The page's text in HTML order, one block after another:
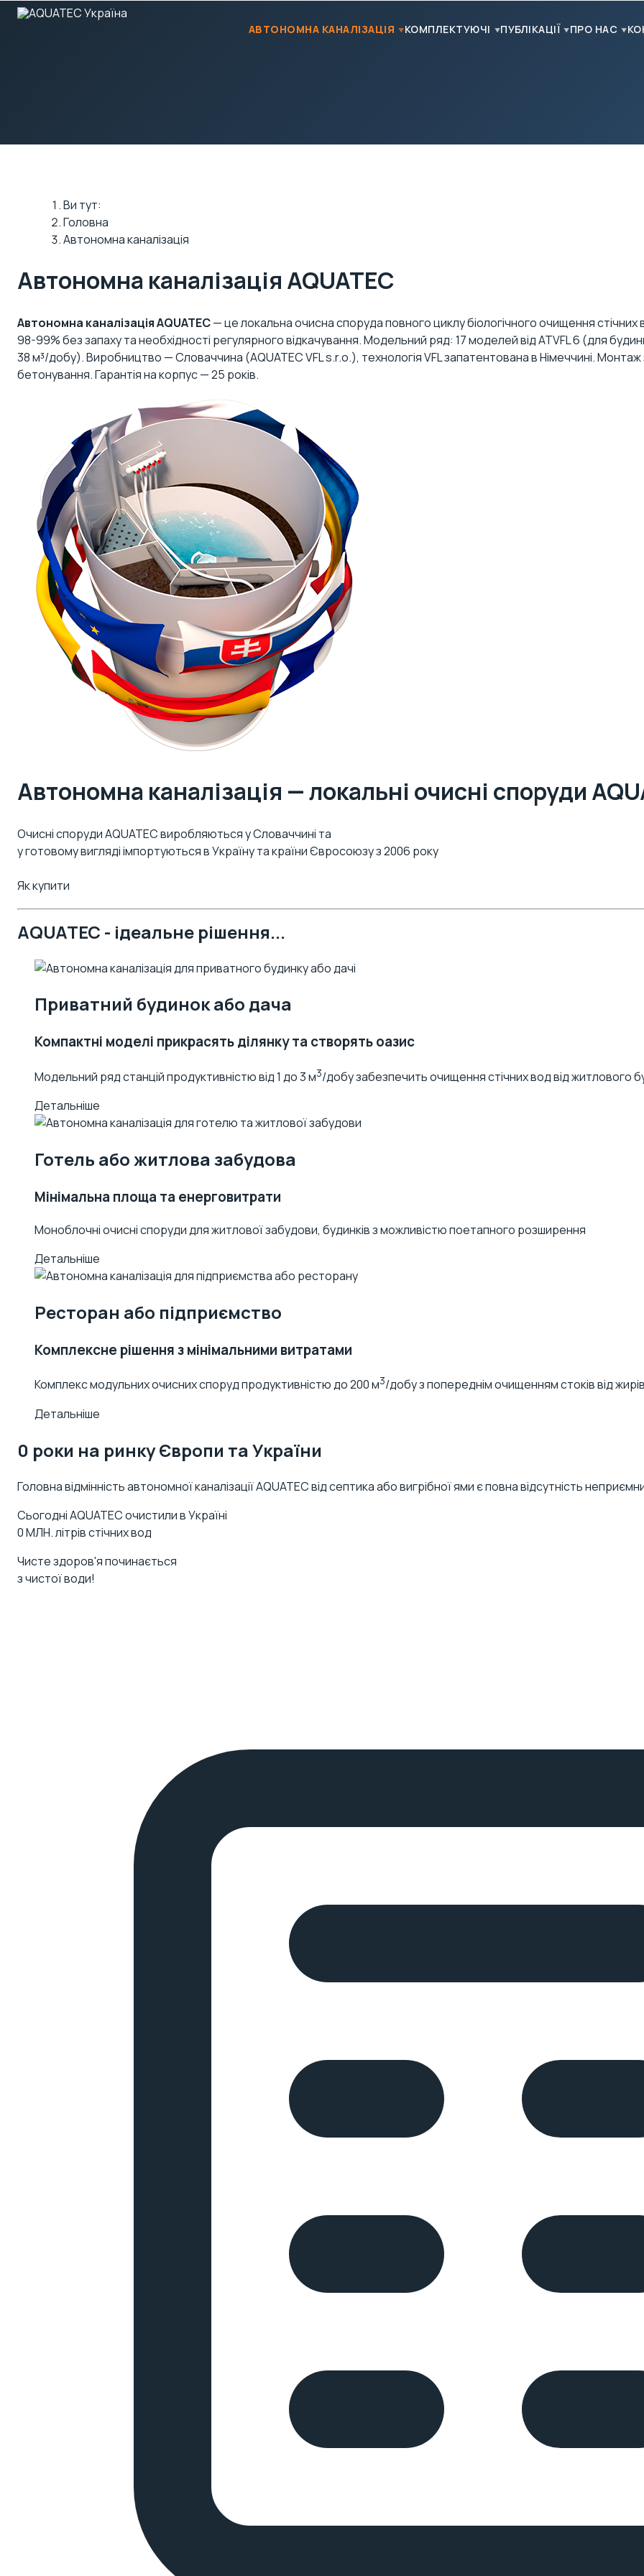
АВТОНОМНА КАНАЛІЗАЦІЯ КОМПЛЕКТУЮЧІ ПУБЛІКАЦІЇ ПРО НАС
Ви тут:
Головна
Автономна каналізація
Автономна каналізація AQUATEC
Автономна каналізація AQUATEC— це локальна очисна споруда повного циклу біологічного очищення стічних
98-99% без запаху та необхідності регулярного відкачування. Модельний ряд: 17 моделей від ATVFL 6 (для
38 м³/добу). Виробництво — Словаччина (AQUATEC VFL s.r.o.), технологія VFL запатентована в Німеччині.
бетонування. Гарантія на корпус — 25 років.
Автономна каналізація — локальні очисні споруди
Очисні споруди AQUATEC виробляються у Словаччині та
у готовому вигляді імпортуються в Україну та країни Євросоюзу з 2006 року
Як купити
AQUATEC - ідеальне рішення...
Приватний будинок або дача
Компактні моделі прикрасять ділянку та створять оазис
Модельний ряд станцій продуктивністю від 1 до 3 м3/добу забезпечить очищення стічних вод від житлового
Детальніше
Готель або житлова забудова
Мінімальна площа та енерговитрати
Моноблочні очисні споруди для житлової забудови, будинків з можливістю поетапного розширення
Детальніше
Ресторан або підприємство
Комплексне рішення з мінімальними витратами
Комплекс модульних очисних споруд продуктивністю до 200 м3/добу з попереднім очищенням стоків від
Детальніше
0 роки на ринку Європи та України
Головна відмінність автономної каналізації AQUATEC відсептикаабо вигрібної ями є повна відсутність
Сьогодні AQUATEC очистили в Україні
0МЛН.літрів стічних вод
Чисте здоров'я починається
з чистої води!